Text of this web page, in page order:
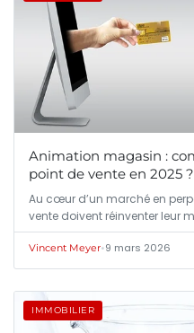
Animation magasin :
point de vente en 2025 ?
Au cœur d’un marché en
vente doivent réinventer leur
Vincent Meyer•9 mars 2026
IMMOBILIER